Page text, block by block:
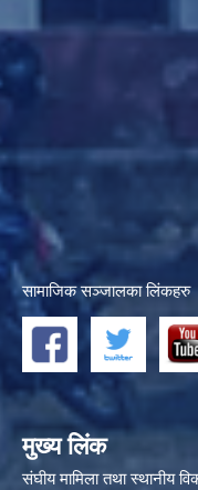
सामाजिक सञ्जालका लिंकहरु
मुख्य लिंक
संघीय मामिला तथा स्थानीय